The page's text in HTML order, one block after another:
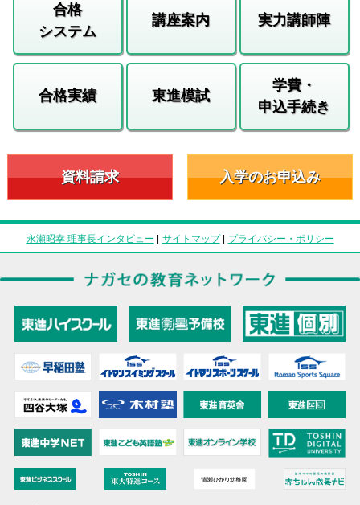
合格
システム
講座案内 実力講師陣
合格実績 東進模試
学費・
申込手続き
資料請求 入学のお申込み
永瀬昭幸 理事長インタビュー | サイトマップ| プライバシー・ポリシー